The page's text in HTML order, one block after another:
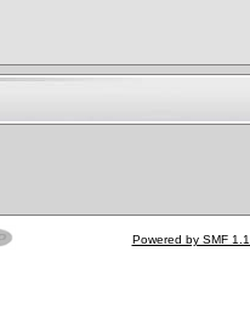
Powered by SMF